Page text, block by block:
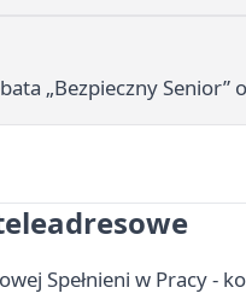
„Bezpieczny
Spełnieni w Pracy -